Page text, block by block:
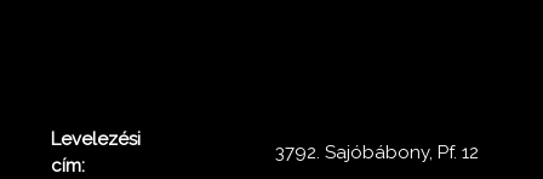
Levelezési
cím:
3792. Sajóbábony, Pf. 12